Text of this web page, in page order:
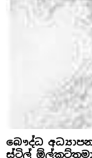
බෞද්ධ
ස්‌ටිල්